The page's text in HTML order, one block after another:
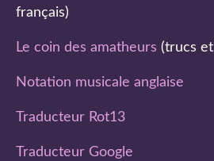
français)
Le coin des amatheurs (trucs
Notation musicale anglaise
Traducteur Rot13
Traducteur Google